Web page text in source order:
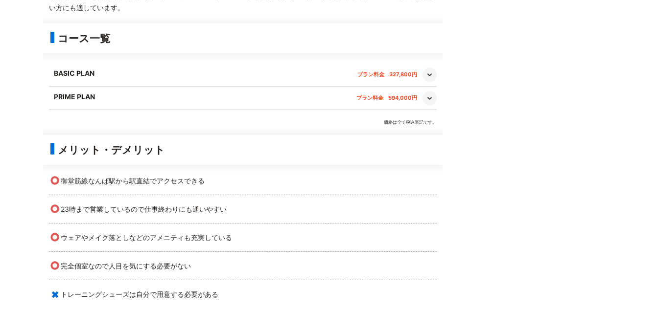
い方にも適しています。
コース一覧
BASIC PLAN プラン料金 327,800円
PRIME PLAN プラン料金 594,000円
価格は全て税込表記です。
メリット・デメリット
○御堂筋線なんば駅から駅直結でアクセスできる
○ 23時まで営業しているので仕事終わりにも通いやすい
○ ウェアやメイク落としなどのアメニティも充実している
○ 完全個室なので人目を気にする必要がない
× トレーニングシューズは自分で用意する必要がある